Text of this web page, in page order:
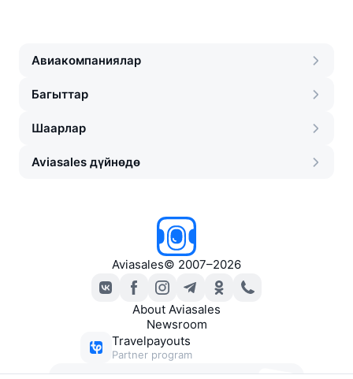
Авиакомпаниялар
Багыттар
Шаарлар
Aviasales дүйнөдө
Aviasales© 2007–2026
About Aviasales
Newsroom
Travelpayouts
Partner program